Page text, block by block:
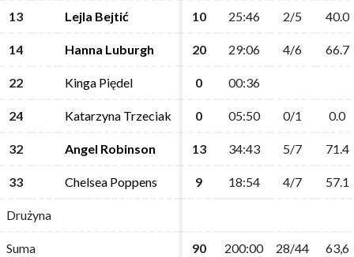
13 Lejla Bejtić 10 25:46 2/5 40.0
14 Hanna Luburgh 20 29:06 4/6 66.7
22 Kinga Piędel 0 00:36
24 Katarzyna Trzeciak 0 05:50 0/1 0.0
32 Angel Robinson 13 34:43 5/7 71.4
33 Chelsea Poppens 9 18:54 4/7 57.1
Drużyna
Suma 90 200:00 28/44 63,6
13 Lejla Bejtić 10 25:46 2/5 40.0
14 Hanna Luburgh 20 29:06 4/6 66.7
22 Kinga Piędel 0 00:36
24 Katarzyna Trzeciak 0 05:50 0/1 0.0
32 Angel Robinson 13 34:43 5/7 71.4
33 Chelsea Poppens 9 18:54 4/7 57.1
Drużyna
Suma 90 200:00 28/44 63,6